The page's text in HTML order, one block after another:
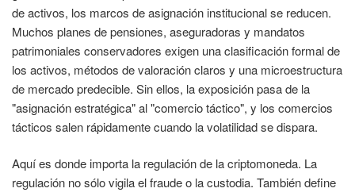
de activos, los marcos de asignación institucional se reducen.
Muchos planes de pensiones, aseguradoras y mandatos
patrimoniales conservadores exigen una clasificación formal de
los activos, métodos de valoración claros y una microestructura
de mercado predecible. Sin ellos, la exposición pasa de la
"asignación estratégica" al "comercio táctico", y los comercios
tácticos salen rápidamente cuando la volatilidad se dispara.
Aquí es donde importa la regulación de la criptomoneda. La
regulación no sólo vigila el fraude o la custodia. También define